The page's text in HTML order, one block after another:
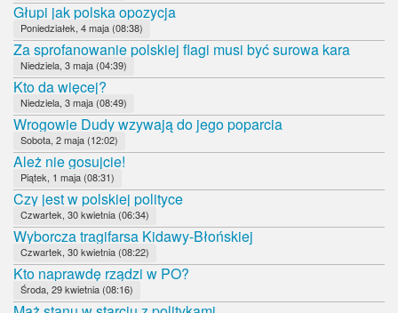
Głupi jak polska opozycja
Poniedziałek, 4 maja (08:38)
Za sprofanowanie polskiej flagi musi być surowa kara
Niedziela, 3 maja (04:39)
Kto da więcej?
Niedziela, 3 maja (08:49)
Wrogowie Dudy wzywają do jego poparcia
Sobota, 2 maja (12:02)
Ależ nie gosujcie!
Piątek, 1 maja (08:31)
Czy jest w polskiej polityce
Czwartek, 30 kwietnia (06:34)
Wyborcza tragifarsa Kidawy-Błońskiej
Czwartek, 30 kwietnia (08:22)
Kto naprawdę rządzi w PO?
Środa, 29 kwietnia (08:16)